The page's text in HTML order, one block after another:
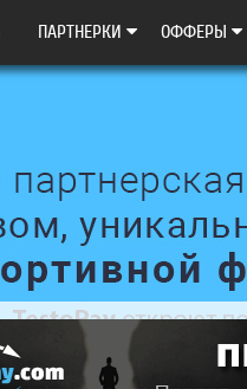
ПАРТНЕРКИ ОФФЕРЫ